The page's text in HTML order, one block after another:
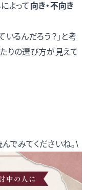
よって 向き・不向き
るんだろう？」と考
りの選び方が見えて
でみてくださいね。\